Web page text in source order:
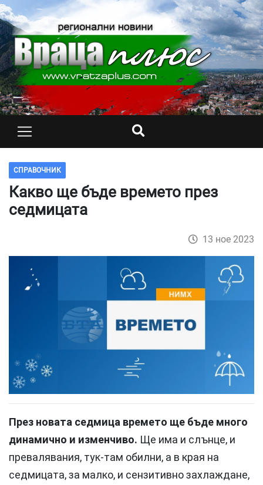
СПРАВОЧНИК
Какво ще бъде времето през
седмицата
13 ное 2023
През новата седмица времето ще бъде много
динамично и изменчиво. Ще има и слънце, и
превалявания, тук-там обилни, а в края на
седмицата, за малко, и сензитивно захлаждане,